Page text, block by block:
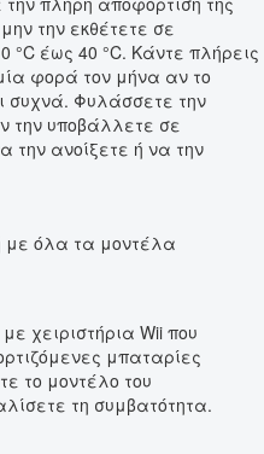
την εκθέτετε σε
°C έως 40 °C. Κάντε πλήρεις
φορά τον μήνα αν το
συχνά. Φυλάσσετε την
την υποβάλλετε σε
την ανοίξετε ή να την
με όλα τα μοντέλα
χειριστήρια Wii που
μπαταρίες
το μοντέλο του
τη συμβατότητα.